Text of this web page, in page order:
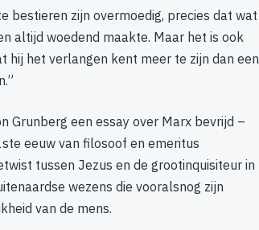
bestieren zijn overmoedig, precies dat wat
altijd woedend maakte. Maar het is ook
hij het verlangen kent meer te zijn dan een
Grunberg een essay over Marx bevrijd –
eeuw van filosoof en emeritus
tussen Jezus en de grootinquisiteur in
wezens die vooralsnog zijn
van de mens.